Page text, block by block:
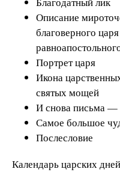
Описание
благоверного
Портрет царя
Икона
святых мощей
И снова письма —
Самое большое
Послесловие
Календарь царских дней